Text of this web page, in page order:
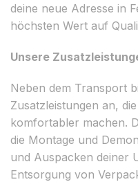
deine neue Adresse in
höchsten Wert auf
Unsere
Neben dem Transport
Zusatzleistungen an,
komfortabler machen.
die Montage und
und Auspacken deiner
Entsorgung von